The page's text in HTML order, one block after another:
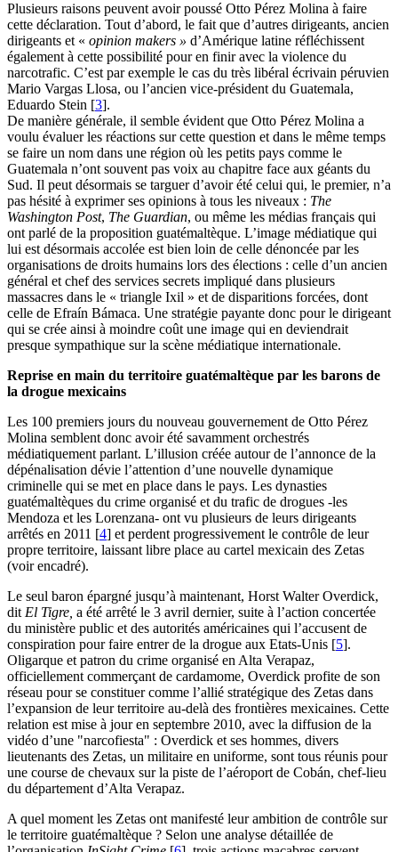
Plusieurs raisons peuvent avoir poussé Otto Pérez Molina à faire
cette déclaration. Tout d’abord, le fait que d’autres dirigeants, ancien
dirigeants et « opinion makers » d’Amérique latine réfléchissent
également à cette possibilité pour en finir avec la violence du
narcotrafic. C’est par exemple le cas du très libéral écrivain péruvien
Mario Vargas Llosa, ou l’ancien vice-président du Guatemala,
Eduardo Stein [3].
De manière générale, il semble évident que Otto Pérez Molina a
voulu évaluer les réactions sur cette question et dans le même temps
se faire un nom dans une région où les petits pays comme le
Guatemala n’ont souvent pas voix au chapitre face aux géants du
Sud. Il peut désormais se targuer d’avoir été celui qui, le premier, n’a
pas hésité à exprimer ses opinions à tous les niveaux : The
Washington Post, The Guardian, ou même les médias français qui
ont parlé de la proposition guatémaltèque. L’image médiatique qui
lui est désormais accolée est bien loin de celle dénoncée par les
organisations de droits humains lors des élections : celle d’un ancien
général et chef des services secrets impliqué dans plusieurs
massacres dans le « triangle Ixil » et de disparitions forcées, dont
celle de Efraín Bámaca. Une stratégie payante donc pour le dirigeant
qui se crée ainsi à moindre coût une image qui en deviendrait
presque sympathique sur la scène médiatique internationale.
Reprise en main du territoire guatémaltèque par les barons de
la drogue mexicains
Les 100 premiers jours du nouveau gouvernement de Otto Pérez
Molina semblent donc avoir été savamment orchestrés
médiatiquement parlant. L’illusion créée autour de l’annonce de la
dépénalisation dévie l’attention d’une nouvelle dynamique
criminelle qui se met en place dans le pays. Les dynasties
guatémaltèques du crime organisé et du trafic de drogues -les
Mendoza et les Lorenzana- ont vu plusieurs de leurs dirigeants
arrêtés en 2011 [4] et perdent progressivement le contrôle de leur
propre territoire, laissant libre place au cartel mexicain des Zetas
(voir encadré).
Le seul baron épargné jusqu’à maintenant, Horst Walter Overdick,
dit El Tigre, a été arrêté le 3 avril dernier, suite à l’action concertée
du ministère public et des autorités américaines qui l’accusent de
conspiration pour faire entrer de la drogue aux Etats-Unis [5].
Oligarque et patron du crime organisé en Alta Verapaz,
officiellement commerçant de cardamome, Overdick profite de son
réseau pour se constituer comme l’allié stratégique des Zetas dans
l’expansion de leur territoire au-delà des frontières mexicaines. Cette
relation est mise à jour en septembre 2010, avec la diffusion de la
vidéo d’une "narcofiesta" : Overdick et ses hommes, divers
lieutenants des Zetas, un militaire en uniforme, sont tous réunis pour
une course de chevaux sur la piste de l’aéroport de Cobán, chef-lieu
du département d’Alta Verapaz.
A quel moment les Zetas ont manifesté leur ambition de contrôle sur
le territoire guatémaltèque ? Selon une analyse détaillée de